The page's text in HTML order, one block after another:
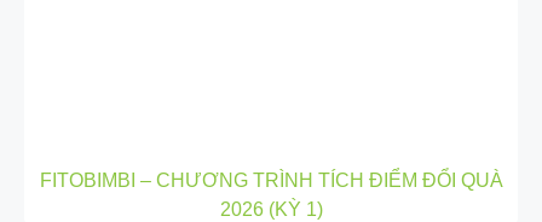
FITOBIMBI – CHƯƠNG TRÌNH TÍCH ĐIỂM ĐỔI QUÀ
2026 (KỲ 1)